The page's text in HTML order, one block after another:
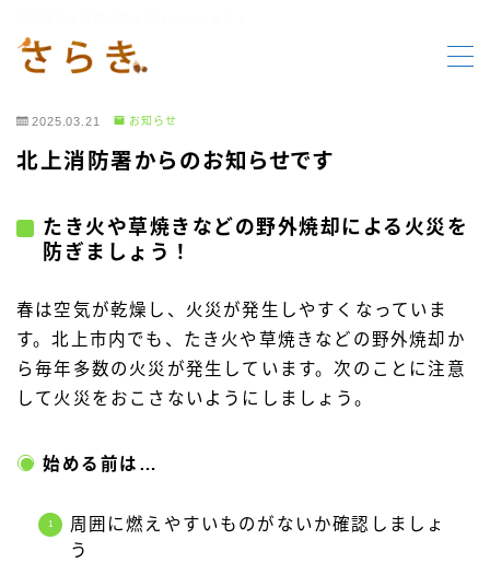
MENU
HOME
行事案内
お知らせ
2025.03.21 お知らせ
北上消防署からのお知らせです
たき火や草焼きなどの野外焼却による火災を
防ぎましょう！
春は空気が乾燥し、火災が発生しやすくなっていま
す。北上市内でも、たき火や草焼きなどの野外焼却か
ら毎年多数の火災が発生しています。次のことに注意
して火災をおこさないようにしましょう。
始める前は…
周囲に燃えやすいものがないか確認しましょ
う